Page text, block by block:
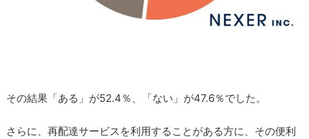
その結果「ある」が52.4％、「ない」が47.6％でした。
さらに、再配達サービスを利用することがある方に、その便利